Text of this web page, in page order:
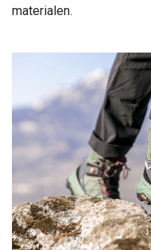
materialen.